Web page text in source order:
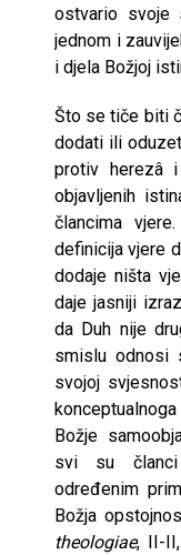
ostvario svoje
jednom i
i djela Božjoj
Što se tiče biti
dodati ili
protiv herezâ
objavljenih
člancima vjere.
definicija vjere
dodaje ništa
daje jasniji
da Duh nije
smislu odnosi
svojoj
Božje
svi su članci
određenim
Božja
theologiae, II-